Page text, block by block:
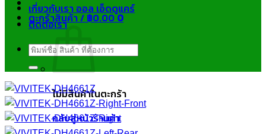
ตะกร้าสินค้า /฿0.000
ไม่มีสินค้าในตะกร้า
กลับสู่หน้าร้านค้า
เกี่ยวกับเรา ออล เอ็ดดูแคร์
ติดต่อเรา
ค้นหา: